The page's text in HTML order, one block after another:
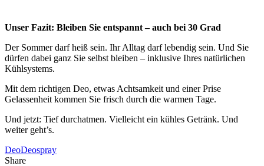
Unser Fazit: Bleiben Sie entspannt – auch bei 30 Grad
Der Sommer darf heiß sein. Ihr Alltag darf lebendig sein. Und Sie
dürfen dabei ganz Sie selbst bleiben – inklusive Ihres natürlichen
Kühlsystems.
Mit dem richtigen Deo, etwas Achtsamkeit und einer Prise
Gelassenheit kommen Sie frisch durch die warmen Tage.
Und jetzt: Tief durchatmen. Vielleicht ein kühles Getränk. Und
weiter geht’s.
DeoDeospray
Share